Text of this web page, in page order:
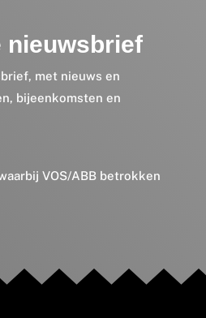
nieuwsbrief
met nieuws en
bijeenkomsten en
VOS/ABB betrokken